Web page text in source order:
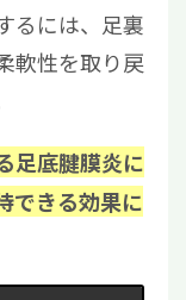
るには、足裏
軟性を取り戻
足底腱膜炎に
できる効果に